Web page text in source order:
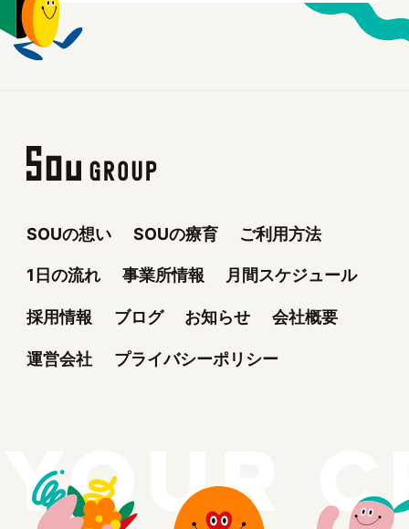
SOUの想い SOUの療育 ご利用方法
1日の流れ 事業所情報 月間スケジュール
採用情報 ブログ お知らせ 会社概要
運営会社 プライバシーポリシー